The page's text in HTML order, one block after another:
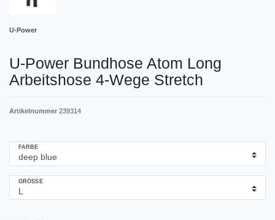
U-Power
U-Power Bundhose Atom Long
Arbeitshose 4-Wege Stretch
Artikelnummer 239314
FARBE
GRÖSSE